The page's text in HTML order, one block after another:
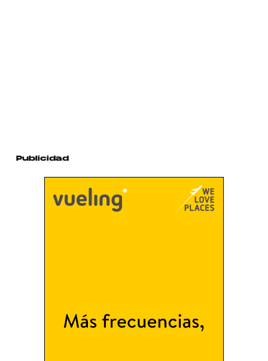
Publicidad